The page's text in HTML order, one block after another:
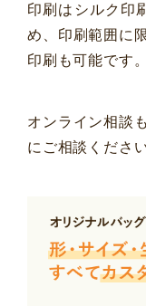
印刷はシルク印
め、印刷範囲に
印刷も可能です。
オンライン相談
にご相談ください